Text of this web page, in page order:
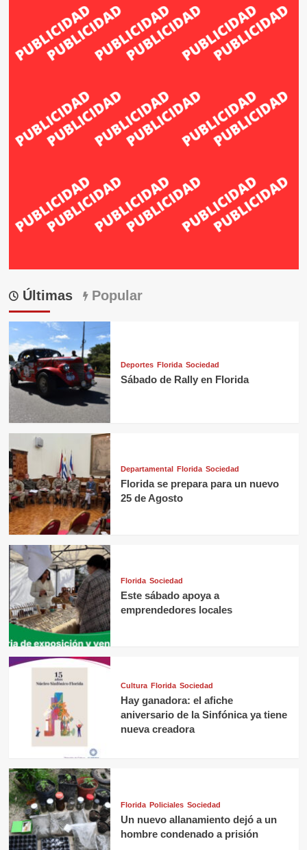
Últimas Popular
Deportes Florida Sociedad
Sábado de Rally en Florida
Departamental Florida Sociedad
Florida se prepara para un nuevo
25 de Agosto
Florida Sociedad
Este sábado apoya a
emprendedores locales
Cultura Florida Sociedad
Hay ganadora: el afiche
aniversario de la Sinfónica ya tiene
nueva creadora
Florida Policiales Sociedad
Un nuevo allanamiento dejó a un
hombre condenado a prisión